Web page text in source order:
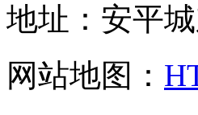
地址：安平
网站地图：